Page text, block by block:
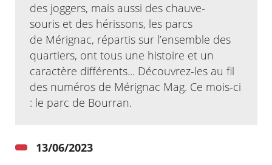
Facebook
X Instagram
YoutubeLinkedin
des joggers, mais aussi des chauve-
souris et des hérissons, les parcs
de Mérignac, répartis sur l’ensemble des
quartiers, ont tous une histoire et un
caractère différents... Découvrez-les au fil
des numéros de Mérignac Mag. Ce mois-ci
: le parc de Bourran.
13/06/2023